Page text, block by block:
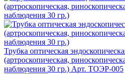
Трубка оптическая
(артроскопическая,
наблюдения 30 гр.) Арт. ТОЭР-005